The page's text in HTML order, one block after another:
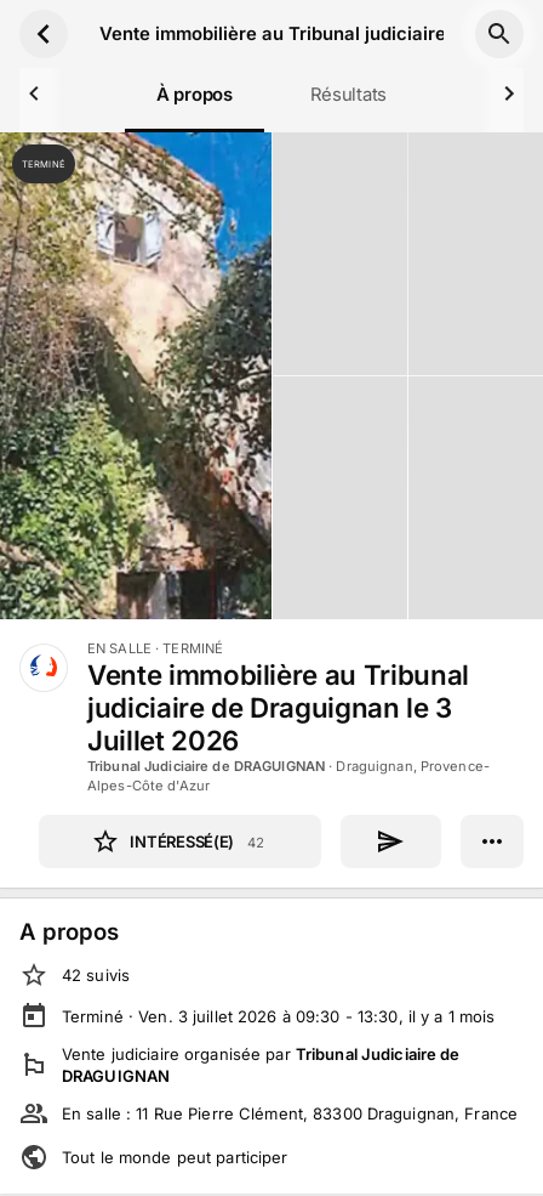
Vente immobilière au Tribunal judiciaire de
À propos Résultats
TERMINÉ
EN SALLE · TERMINÉ
Vente immobilière au Tribunal
judiciaire de Draguignan le 3
Juillet 2026
Tribunal Judiciaire de DRAGUIGNAN · Draguignan, Provence-
Alpes-Côte d'Azur
INTÉRESSÉ(E) 42
A propos
42 suivis
Terminé ·Ven. 3 juillet 2026 à 09:30 - 13:30, il y a 1 mois
Vente judiciaire organisée par Tribunal Judiciaire de
DRAGUIGNAN
En salle :11 Rue Pierre Clément, 83300 Draguignan, France
Tout le monde peut participer